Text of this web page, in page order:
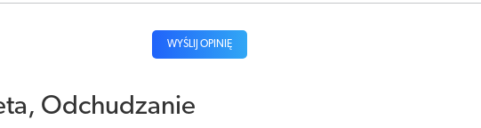
WYŚLIJ OPINIĘ
Odchudzanie